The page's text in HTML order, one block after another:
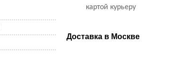
картой курьеру
Доставка в Москве